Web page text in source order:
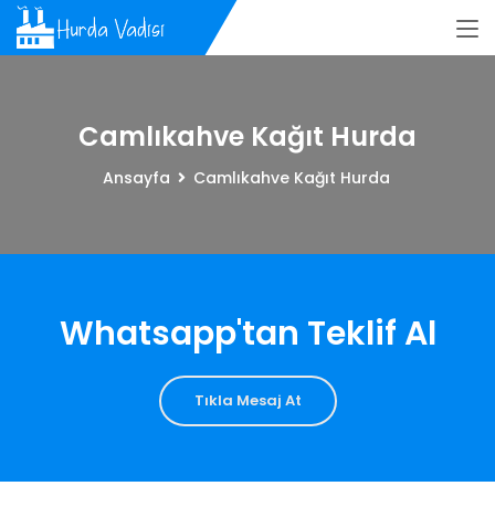
Camlıkahve Kağıt Hurda
Ansayfa Camlıkahve Kağıt Hurda
Whatsapp'tan Teklif Al
Tıkla Mesaj At